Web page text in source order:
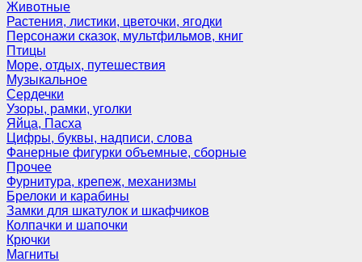
Животные
Растения, листики, цветочки, ягодки
Персонажи сказок, мультфильмов, книг
Птицы
Море, отдых, путешествия
Музыкальное
Сердечки
Узоры, рамки, уголки
Яйца, Пасха
Цифры, буквы, надписи, слова
Фанерные фигурки объемные, сборные
Прочее
Фурнитура, крепеж, механизмы
Брелоки и карабины
Замки для шкатулок и шкафчиков
Колпачки и шапочки
Крючки
Магниты